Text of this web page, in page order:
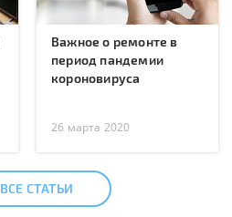
Важное о ремонте в
период пандемии
короновируса
26 марта 2020
ВСЕ СТАТЬИ